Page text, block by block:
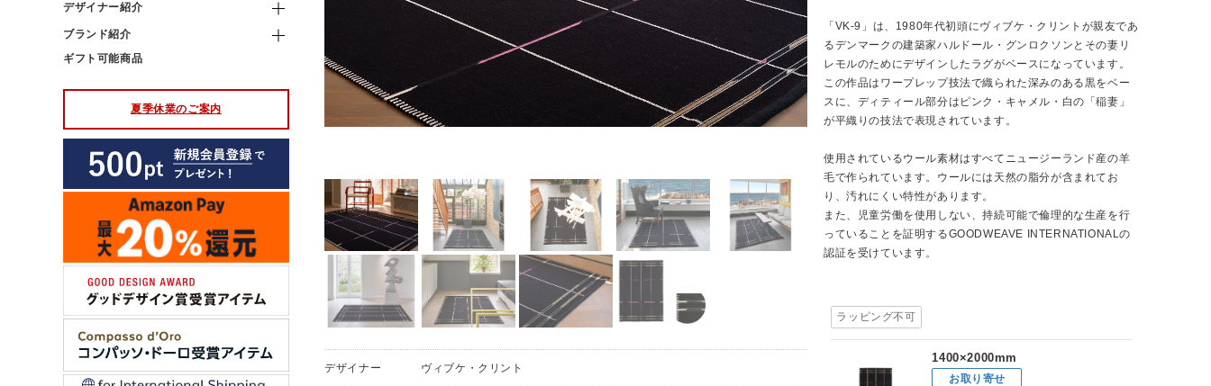
デザイナー紹介
ブランド紹介
ギフト可能商品
夏季休業のご案内
デザイナー ヴィブケ・クリント
「VK-9」は、1980年代初頭にヴィブケ・クリントが親友であ
るデンマークの建築家ハルドール・グンロクソンとその妻リ
レモルのためにデザインしたラグがベースになっています。
この作品はワープレップ技法で織られた深みのある黒をベー
スに、ディティール部分はピンク・キャメル・白の「稲妻」
が平織りの技法で表現されています。
使用されているウール素材はすべてニュージーランド産の羊
毛で作られています。ウールには天然の脂分が含まれてお
り、汚れにくい特性があります。
また、児童労働を使用しない、持続可能で倫理的な生産を行
っていることを証明するGOODWEAVE INTERNATIONALの
認証を受けています。
ラッピング不可
1400×2000mm
お取り寄せ